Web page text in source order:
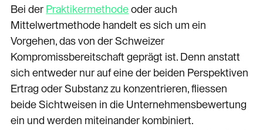
Bei der Praktikermethode oder auch
Mittelwertmethode handelt es sich um ein
Vorgehen, das von der Schweizer
Kompromissbereitschaft geprägt ist. Denn anstatt
sich entweder nur auf eine der beiden Perspektiven
Ertrag oder Substanz zu konzentrieren, fliessen
beide Sichtweisen in die Unternehmensbewertung
ein und werden miteinander kombiniert.